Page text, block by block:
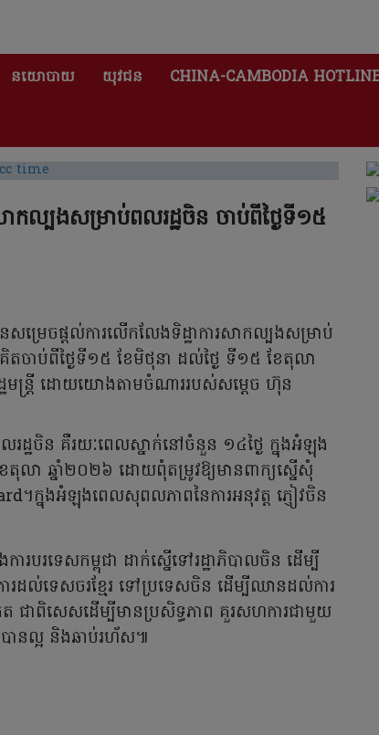
នយោបាយ យុវជន CHINA-CAMBODIA
កល្បងសម្រាប់ពលរដ្ឋចិន ចាប់ពីថ្ងៃទី១៥
សម្រេចផ្ដល់ការលើកលែងទិដ្ឋាការសាកល្បងសម្រាប់
ចាប់ពីថ្ងៃទី១៥ ខែមិថុនា ដល់ថ្ងៃ ទី១៥ ខែតុលា
មន្ត្រី ដោយយោងតាមចំណាររបស់សម្តេច ហ៊ុន
រដ្ឋចិន គឺរយៈពេលស្នាក់នៅចំនួន ១៤ថ្ងៃ ក្នុងអំឡុង
លា ឆ្នាំ២០២៦ ដោយពុំតម្រូវឱ្យមានពាក្យស្នើសុំ
ក្នុងអំឡុងពេលសុពលភាពនៃការអនុវត្ត ភ្ញៀវចិន
ការបរទេសកម្ពុជា ដាក់ស្នើទៅរដ្ឋាភិបាលចិន ដើម្បី
ារដល់ទេសចរខ្មែរ ទៅប្រទេសចិន ដើម្បីឈានដល់ការ
គត ជាពិសេសដើម្បីមានប្រសិទ្ធភាព គួរសហការជាមួយ
បានល្អ និងឆាប់រហ័ស៕